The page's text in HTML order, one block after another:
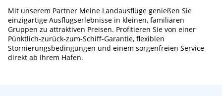
Mit unserem Partner Meine Landausflüge genießen Sie
einzigartige Ausflugserlebnisse in kleinen, familiären
Gruppen zu attraktiven Preisen. Profitieren Sie von einer
Pünktlich-zurück-zum-Schiff-Garantie, flexiblen
Stornierungsbedingungen und einem sorgenfreien Service
direkt ab Ihrem Hafen.